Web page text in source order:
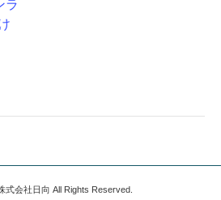
式会社日向 All Rights Reserved.